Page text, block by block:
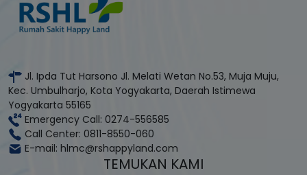
Jl. Ipda Tut Harsono Jl. Melati Wetan No.53, Muja Muju,
Kec. Umbulharjo, Kota Yogyakarta, Daerah Istimewa
Yogyakarta 55165
Emergency Call: 0274-556585
Call Center: 0811-8550-060
E-mail: hlmc@rshappyland.com
TEMUKAN KAMI